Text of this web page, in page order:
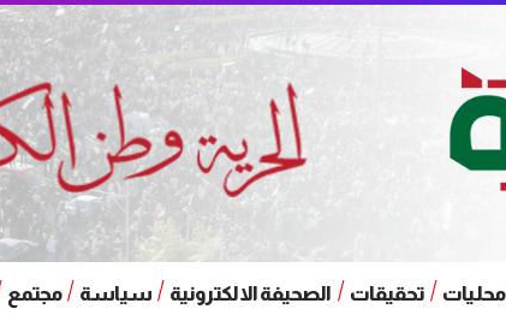
محليات تحقيقات الصحيفة الالكترونية سياسة مجتمع